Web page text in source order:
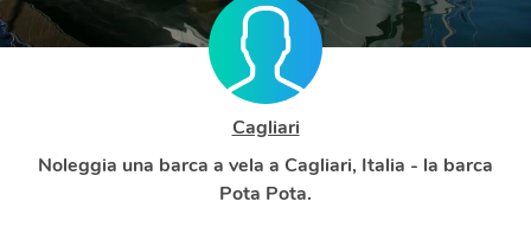
Cagliari
Noleggia una barca a vela a Cagliari, Italia - la barca
Pota Pota.